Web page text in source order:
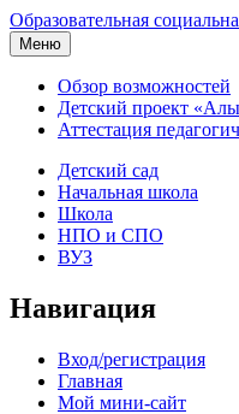
Образовательная
Меню
Обзор возможностей
Детский проект
Аттестация
Детский сад
Начальная школа
Школа
НПО и СПО
ВУЗ
Навигация
Вход/регистрация
Главная
Мой мини-сайт